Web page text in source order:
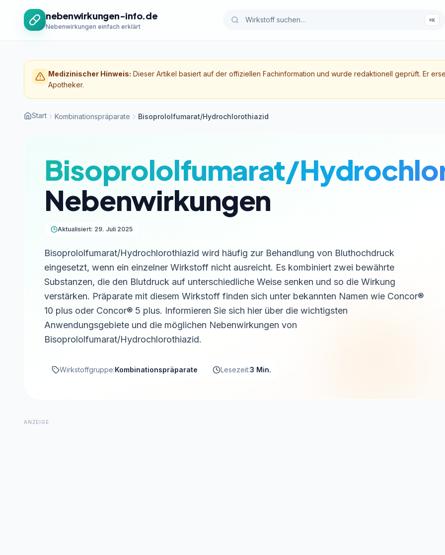
nebenwirkungen-info.de
Nebenwirkungen einfach erklärt
⌘K
Medizinischer Hinweis: Dieser Artikel basiert auf der offiziellen Fachinformation und wurde redaktionell geprüft. Er
Apotheker.
Start Kombinationspräparate Bisoprololfumarat/Hydrochlorothiazid
Bisoprololfumarat/
Nebenwirkungen
Aktualisiert: 29. Juli 2025
Bisoprololfumarat/Hydrochlorothiazid wird häufig zur Behandlung von Bluthochdruck
eingesetzt, wenn ein einzelner Wirkstoff nicht ausreicht. Es kombiniert zwei bewährte
Substanzen, die den Blutdruck auf unterschiedliche Weise senken und so die Wirkung
verstärken. Präparate mit diesem Wirkstoff finden sich unter bekannten Namen wie Concor®
10 plus oder Concor® 5 plus. Informieren Sie sich hier über die wichtigsten
Anwendungsgebiete und die möglichen Nebenwirkungen von
Bisoprololfumarat/Hydrochlorothiazid.
Wirkstoffgruppe:Kombinationspräparate Lesezeit:3 Min.
ANZEIGE